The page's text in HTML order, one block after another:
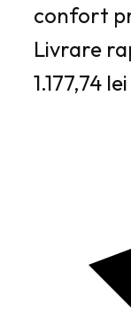
confort
Livrare
1.177,74 lei